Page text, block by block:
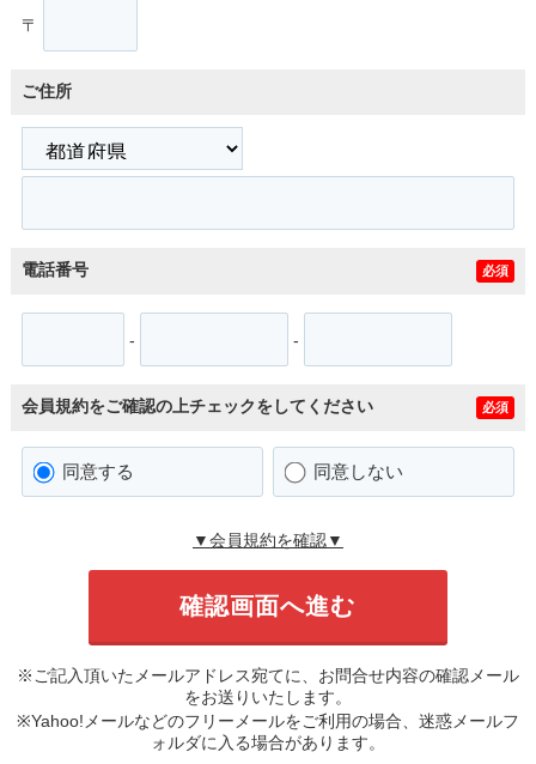
〒
ご住所
電話番号 必須
- -
会員規約をご確認の上チェックをしてください 必須
同意する 同意しない
▼会員規約を確認▼
※ご記入頂いたメールアドレス宛てに、お問合せ内容の確認メール
をお送りいたします。
※Yahoo!メールなどのフリーメールをご利用の場合、迷惑メールフ
ォルダに入る場合があります。